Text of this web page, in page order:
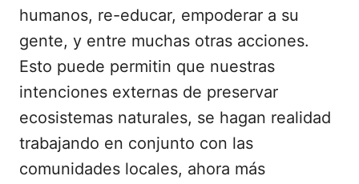
humanos, re-educar, empoderar a su
gente, y entre muchas otras acciones.
Esto puede permitin que nuestras
intenciones externas de preservar
ecosistemas naturales, se hagan realidad
trabajando en conjunto con las
comunidades locales, ahora más